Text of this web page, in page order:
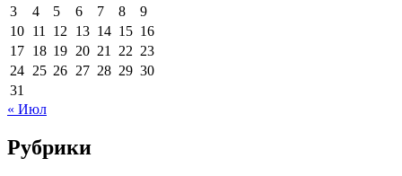
3
4 5 6 7 8
9
10 11 12 13 14 15 16
17 18 19 20 21 22 23
24 25 26 27 28 29 30
31
« Июл
Рубрики